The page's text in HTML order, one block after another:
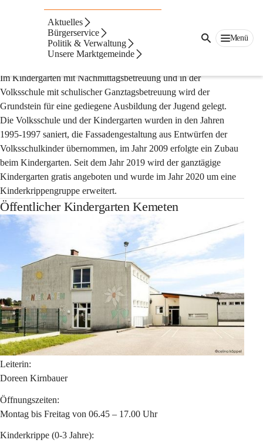
Aktuelles
Bürgerservice
Politik & Verwaltung
Unsere Marktgemeinde
Menü
Bildung & Kultur
Im Kindergarten mit Nachmittagsbetreuung und in der
Volksschule mit schulischer Ganztagsbetreuung wird der
Grundstein für eine gediegene Ausbildung der Jugend gelegt.
Die Volksschule und der Kindergarten wurden in den Jahren
1995-1997 saniert, die Fassadengestaltung aus Entwürfen der
Volksschulkinder übernommen, im Jahr 2009 erfolgte ein Zubau
beim Kindergarten. Seit dem Jahr 2019 wird der ganztägige
Kindergarten gratis angeboten und wurde im Jahr 2020 um eine
Kinderkrippengruppe erweitert.
Öffentlicher Kindergarten Kemeten
Leiterin:
Doreen Kirnbauer
Öffnungszeiten:
Montag bis Freitag von 06.45 – 17.00 Uhr
Kinderkrippe (0-3 Jahre):